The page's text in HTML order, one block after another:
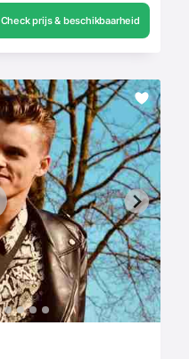
Check prijs & beschikbaarheid